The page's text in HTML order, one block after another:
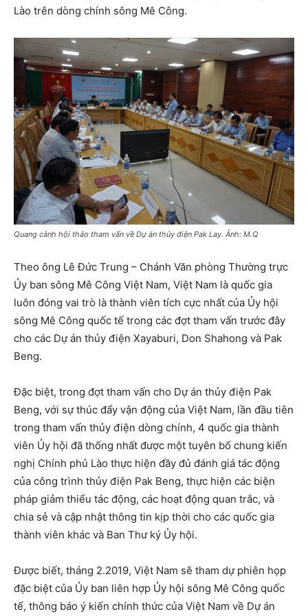
Lào trên dòng chính sông Mê Công.
Quang cảnh hội thảo tham vấn về Dự án thủy điện Pak Lay. Ảnh: M.Q
Theo ông Lê Đức Trung – Chánh Văn phòng Thường trực
Ủy ban sông Mê Công Việt Nam, Việt Nam là quốc gia
luôn đóng vai trò là thành viên tích cực nhất của Ủy hội
sông Mê Công quốc tế trong các đợt tham vấn trước đây
cho các Dự án thủy điện Xayaburi, Don Shahong và Pak
Beng.
Đặc biệt, trong đợt tham vấn cho Dự án thủy điện Pak
Beng, với sự thúc đẩy vận động của Việt Nam, lần đầu tiên
trong tham vấn thủy điện dòng chính, 4 quốc gia thành
viên Ủy hội đã thống nhất được một tuyên bố chung kiến
nghị Chính phủ Lào thực hiện đầy đủ đánh giá tác động
của công trình thủy điện Pak Beng, thực hiện các biện
pháp giảm thiểu tác động, các hoạt động quan trắc, và
chia sẻ và cập nhật thông tin kịp thời cho các quốc gia
thành viên khác và Ban Thư ký Ủy hội.
Được biết, tháng 2.2019, Việt Nam sẽ tham dự phiên họp
đặc biệt của Ủy ban liên hợp Ủy hội sông Mê Công quốc
tế, thông báo ý kiến chính thức của Việt Nam về Dự án